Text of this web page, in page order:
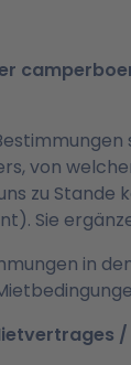
von
zu
Sie
in